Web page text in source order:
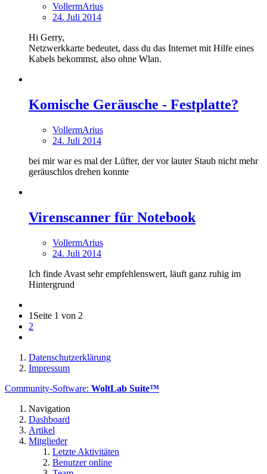
VollermArius
24. Juli 2014
Hi Gerry,
Netzwerkkarte bedeutet, dass du das Internet mit Hilfe eines
Kabels bekommst, also ohne Wlan.
Komische Geräusche - Festplatte?
VollermArius
24. Juli 2014
bei mir war es mal der Lüfter, der vor lauter Staub nicht mehr
geräuschlos drehen konnte
Virenscanner für Notebook
VollermArius
24. Juli 2014
Ich finde Avast sehr empfehlenswert, läuft ganz ruhig im
Hintergrund
1 Seite 1 von 2
2
Datenschutzerklärung
Impressum
Community-Software: WoltLab Suite™
Navigation
Dashboard
Artikel
Mitglieder
Letzte Aktivitäten
Benutzer online